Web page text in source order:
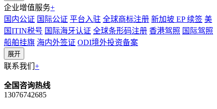
企业增值服务+
国内公证 国际公证 平台入驻 全球商标注册 新加坡 EP 续签 美
国ITIN税号 国际海牙认证 全球条形码注册 香港驾照 国际驾照
船舶挂旗 海内外签证 ODI境外投资备案
展开
联系我们 +
全国咨询热线
13076742685